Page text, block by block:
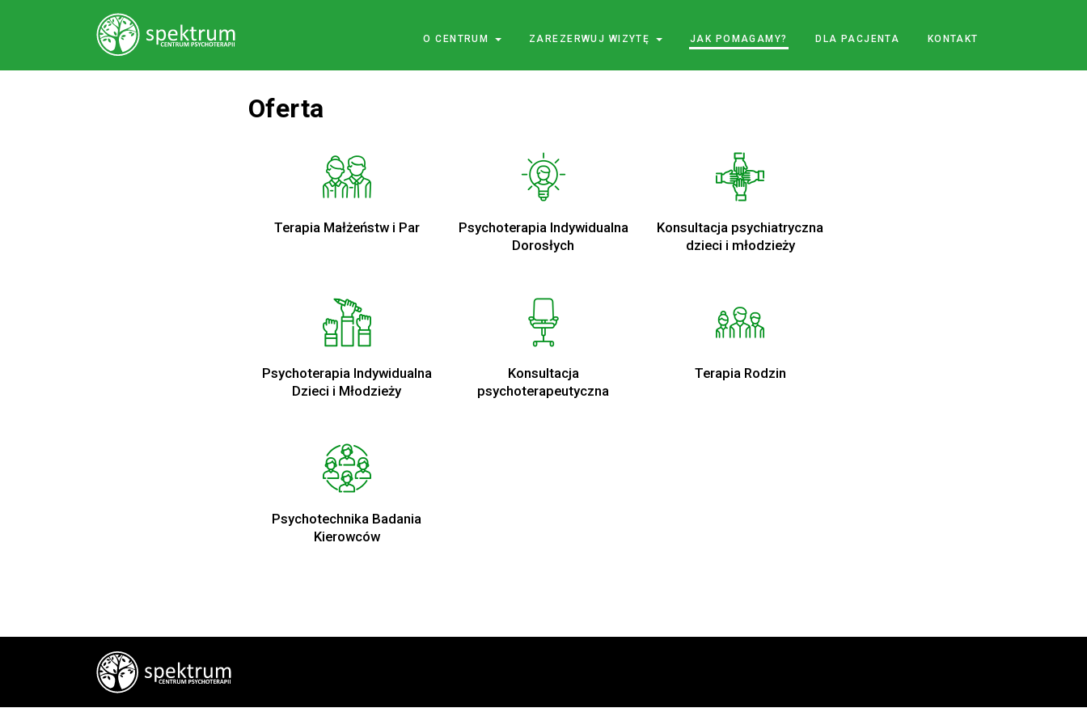
O CENTRUM ZAREZERWUJ WIZYTĘ JAK POMAGAMY? DLA PACJENTA KONTAKT
Oferta
Terapia Małżeństw i Par
Psychoterapia Indywidualna
Dorosłych
Konsultacja psychiatryczna
dzieci i młodzieży
Psychoterapia Indywidualna
Dzieci i Młodzieży
Konsultacja
psychoterapeutyczna
Terapia Rodzin
Psychotechnika Badania
Kierowców